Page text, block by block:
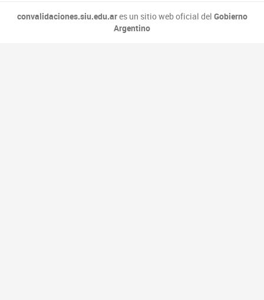
convalidaciones.siu.edu.ares un sitio web oficial del Gobierno
Argentino